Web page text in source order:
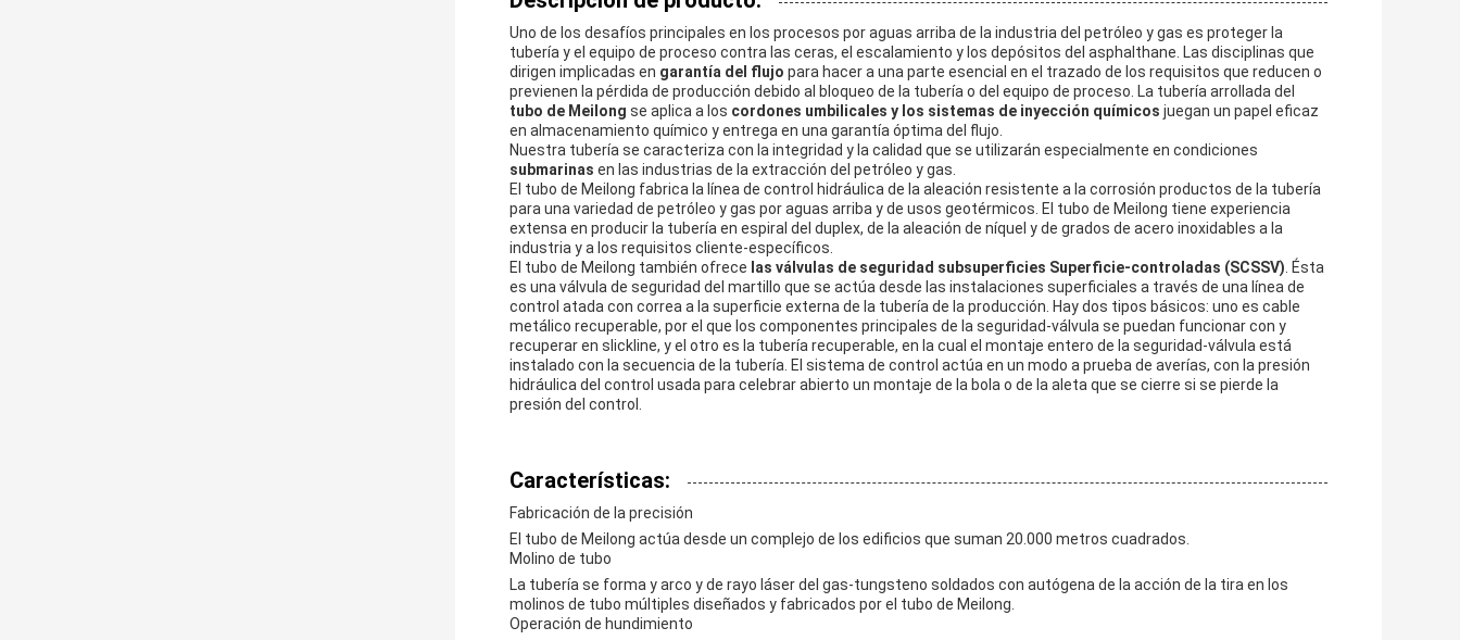
Uno de los desafíos principales en los procesos por aguas arriba de la industria del petróleo y gas es proteger la
tubería y el equipo de proceso contra las ceras, el escalamiento y los depósitos del asphalthane. Las disciplinas que
dirigen implicadas en garantía del flujo para hacer a una parte esencial en el trazado de los requisitos que reducen o
previenen la pérdida de producción debido al bloqueo de la tubería o del equipo de proceso. La tubería arrollada del
tubo de Meilong se aplica a los cordones umbilicales y los sistemas de inyección químicos juegan un papel eficaz
en almacenamiento químico y entrega en una garantía óptima del flujo.
Nuestra tubería se caracteriza con la integridad y la calidad que se utilizarán especialmente en condiciones
submarinas en las industrias de la extracción del petróleo y gas.
El tubo de Meilong fabrica la línea de control hidráulica de la aleación resistente a la corrosión productos de la tubería
para una variedad de petróleo y gas por aguas arriba y de usos geotérmicos. El tubo de Meilong tiene experiencia
extensa en producir la tubería en espiral del duplex, de la aleación de níquel y de grados de acero inoxidables a la
industria y a los requisitos cliente-específicos.
El tubo de Meilong también ofrece las válvulas de seguridad subsuperficies Superficie-controladas (SCSSV). Ésta
es una válvula de seguridad del martillo que se actúa desde las instalaciones superficiales a través de una línea de
control atada con correa a la superficie externa de la tubería de la producción. Hay dos tipos básicos: uno es cable
metálico recuperable, por el que los componentes principales de la seguridad-válvula se puedan funcionar con y
recuperar en slickline, y el otro es la tubería recuperable, en la cual el montaje entero de la seguridad-válvula está
instalado con la secuencia de la tubería. El sistema de control actúa en un modo a prueba de averías, con la presión
hidráulica del control usada para celebrar abierto un montaje de la bola o de la aleta que se cierre si se pierde la
presión del control.
Características:
Fabricación de la precisión
El tubo de Meilong actúa desde un complejo de los edificios que suman 20.000 metros cuadrados.
Molino de tubo
La tubería se forma y arco y de rayo láser del gas-tungsteno soldados con autógena de la acción de la tira en los
molinos de tubo múltiples diseñados y fabricados por el tubo de Meilong.
Operación de hundimiento